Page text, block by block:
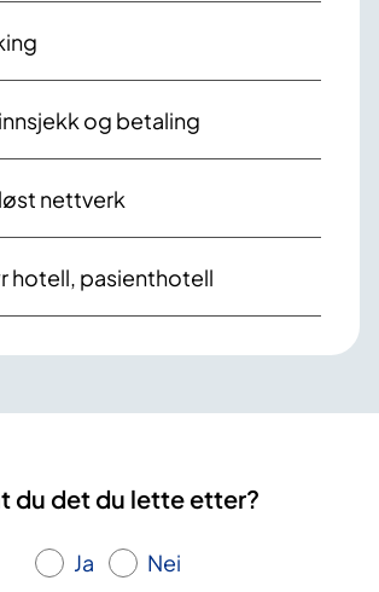
og betaling
nettverk
hotell, pasienthotell
du det du lette etter?
Ja Nei